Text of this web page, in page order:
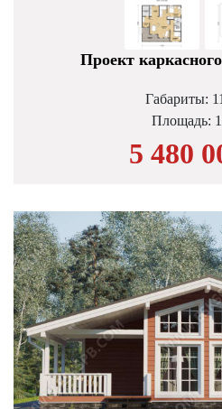
Проект
Габариты:
Площадь:
5 480